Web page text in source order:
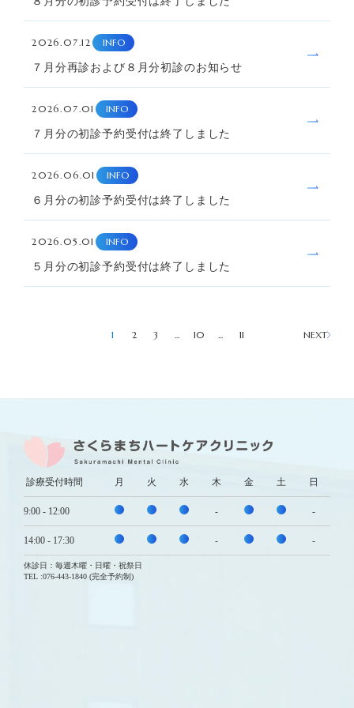
2026.07.12 INFO
７月分再診および８月分初診のお知らせ
2026.07.01 INFO
７月分の初診予約受付は終了しました
2026.06.01 INFO
６月分の初診予約受付は終了しました
2026.05.01 INFO
５月分の初診予約受付は終了しました
1 2 3 ... 10 ... NEXT
11
診療受付時間 月 火 水 木 金 土 日
9:00 - 12:00 - -
14:00 - 17:30 - -
休診日：毎週木曜・日曜・祝祭日
TEL :076-443-1840 (完全予約制)